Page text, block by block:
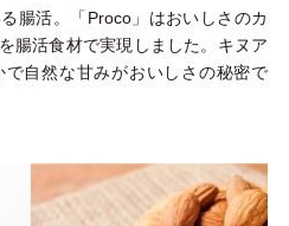
腸活。「Proco」はおいしさのカ
腸活食材で実現しました。キヌア
自然な甘みがおいしさの秘密で